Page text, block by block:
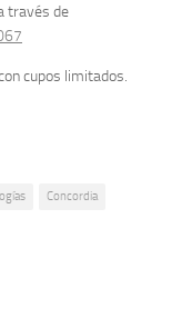
través de
cupos limitados.
Concordia